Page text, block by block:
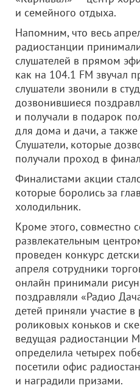
и семейного отдыха.
Напомним, что весь
радиостанции
слушателей в прямом
как на 104.1 FM звучал
слушатели звонили в
дозвонившиеся
и получали в подарок
для дома и дачи, а
Слушатели, которые
получали проход в
Финалистами акции
которые боролись за
холодильник.
Кроме этого, совместно
развлекательным
проведен конкурс
апреля сотрудники
онлайн принимали
поздравляли «Радио
детей приняли участие
роликовых коньков и
ведущая радиостанции
определила четырех
посетили офис
и наградили